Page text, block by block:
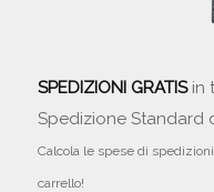
SPEDIZIONI GRATISin
Spedizione Standard
Calcola le spese di
carrello!